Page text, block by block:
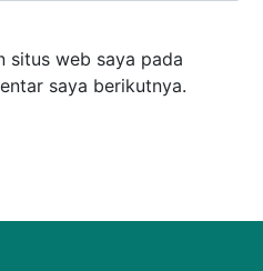
situs web saya pada
saya berikutnya.